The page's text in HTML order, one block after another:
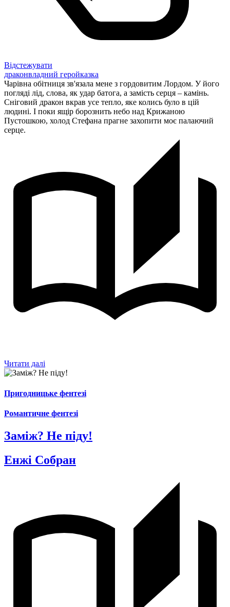
Відстежувати
драконвладний геройказка
Чарівна обітниця зв'язала мене з гордовитим Лордом. У його
погляді лід, слова, як удар батога, а замість серця – камінь.
Сніговий дракон вкрав усе тепло, яке колись було в цій
людині. І поки ящір борознить небо над Крижаною
Пустошкою, холод Стефана прагне захопити моє палаючий
серце.
Читати далі
Пригодницьке фентезі
Романтичне фентезі
Заміж? Не піду!
Енжі Собран